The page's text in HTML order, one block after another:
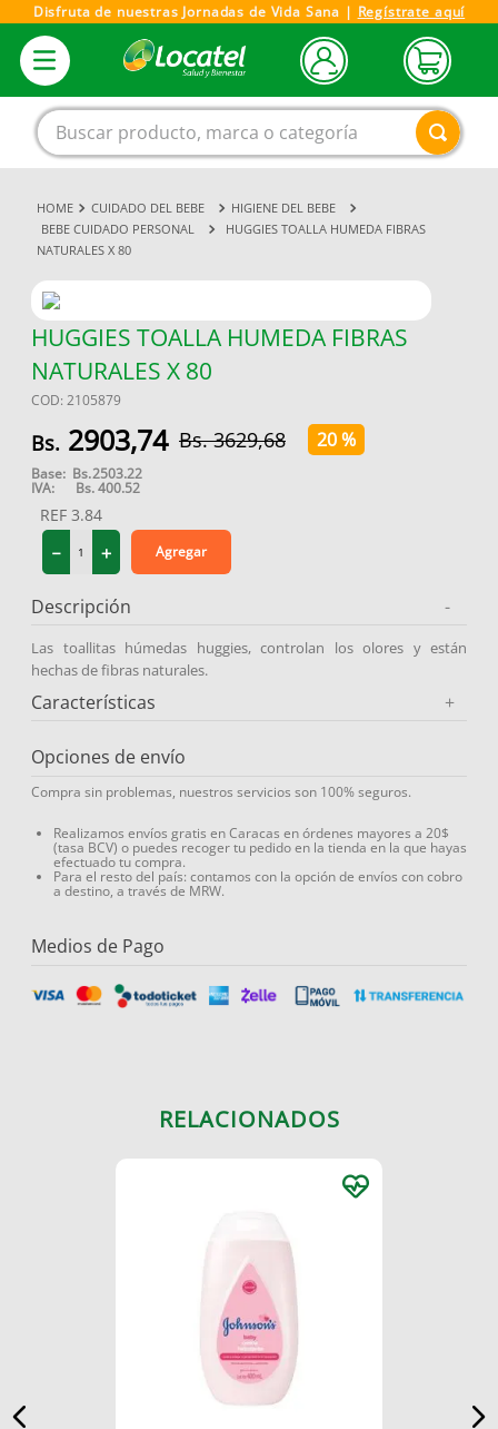
Disfruta de nuestras Jornadas de Vida Sana | Regístrate aquí
Buscar producto, marca o categoría
CUIDADO DEL BEBE
HIGIENE DEL BEBE
BEBE CUIDADO PERSONAL
HUGGIES TOALLA HUMEDA FIBRAS
NATURALES X 80
HUGGIES TOALLA HUMEDA FIBRAS
NATURALES X 80
COD: 2105879
2903,74 3629,68 20 %
Base: Bs.2503.22
IVA: Bs.400.52
REF 3.84
＋
－ Agregar
Descripción -
Las toallitas húmedas huggies, controlan los olores y están
hechas de fibras naturales.
Características +
Opciones de envío
Compra sin problemas, nuestros servicios son 100% seguros.
Realizamos envíos gratis en Caracas en órdenes mayores a 20$
(tasa BCV) o puedes recoger tu pedido en la tienda en la que hayas
efectuado tu compra.
Para el resto del país: contamos con la opción de envíos con cobro
a destino, a través de MRW.
Medios de Pago
RELACIONADOS
1.
magnesio
2.
omega 3
3 .
4 .
vitamina c
5.
vitamina
6.
linezolid
7.
champu
8.
miovit
.
medias compresión
protector solar